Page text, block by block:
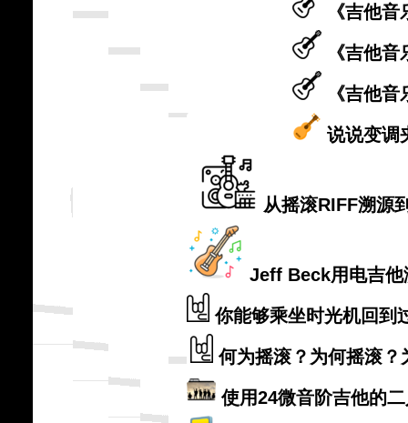
《吉他
《吉他
《吉他
说说变调
从摇滚RIFF溯源
Jeff Beck用电吉他
你能够乘坐时光机回到
何为摇滚？为何摇滚
使用24微音阶吉他的